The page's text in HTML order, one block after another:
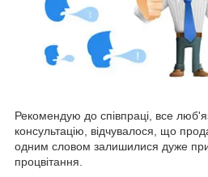
Рекомендую до співпраці, все
консультацію, відчувалося, що
одним словом залишилися дуже
процвітання.